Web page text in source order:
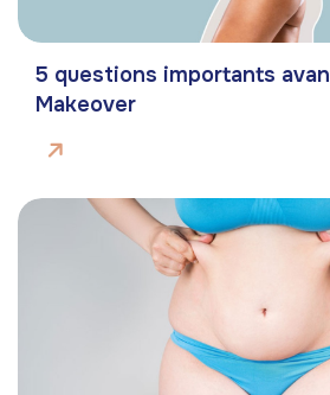
5 questions importants
Makeover